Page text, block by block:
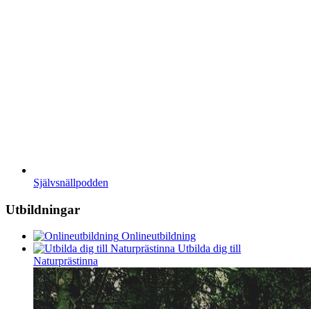
Självsnällpodden
Utbildningar
Onlineutbildning
Utbilda dig till
Naturprästinna